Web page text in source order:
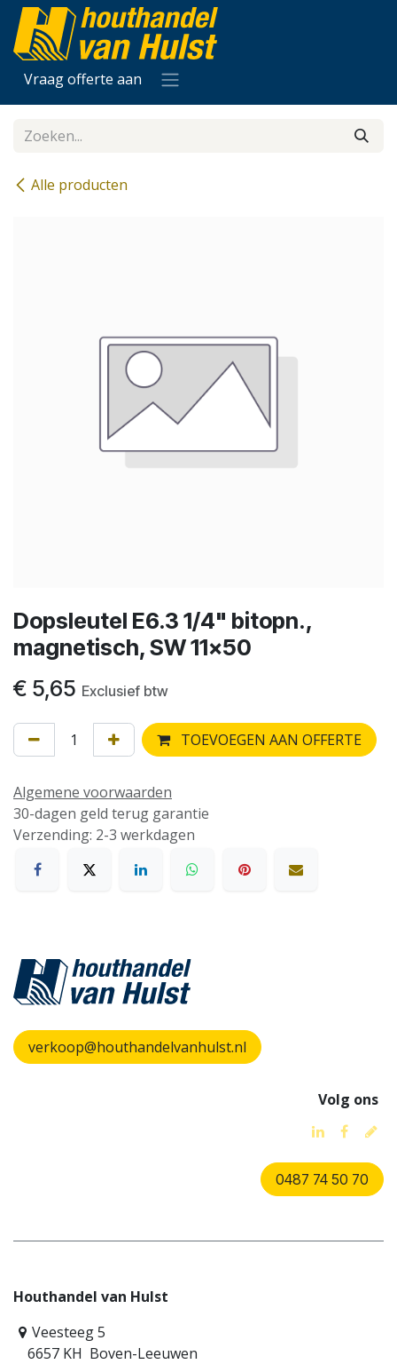
Overslaan naar inhoud
Vraag offerte aan
Alle producten
Dopsleutel E6.3 1/4" bitopn.,
magnetisch, SW 11x50
€ 5,65 Exclusief btw
TOEVOEGEN AAN OFFERTE
Algemene voorwaarden
30-dagen geld terug garantie
Verzending: 2-3 werkdagen
verkoop@houthandelvanhulst.nl
Volg ons
0487 74 50 70
Houthandel van Hulst
Veesteeg 5
6657 KH Boven-Leeuwen